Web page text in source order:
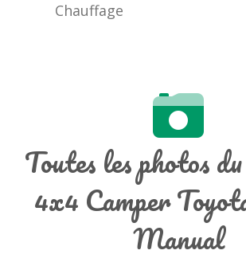
Chauffage
Toutes les photos
4x4 Camper
Manual